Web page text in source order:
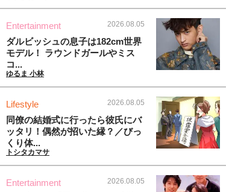
Entertainment 2026.08.05
ダルビッシュの息子は182cm世界
モデル！ ラウンドガールやミス
コ...
ゆるま 小林
Lifestyle 2026.08.05
同僚の結婚式に行ったら彼氏にバ
ッタリ！偶然が招いた縁？／びっ
くり体...
トシタカマサ
Entertainment 2026.08.05